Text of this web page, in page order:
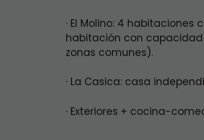
· El Molino: 4
habitación con
zonas comunes).
· La Casica: casa
· Exteriores + cocina-